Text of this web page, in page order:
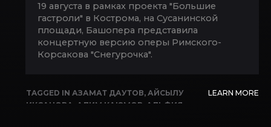
ЗВЕГИНЦЕВА, РУСТАМ ИСХАКОВ ,САДКО,
СЕРГЕЙ СИДОРОВ,СОФЬЯ САИТОВА,
ФЕЛИКС КОРОБОВ,ЮЛИЯ БУТЛЕВИЧ
19 августа в рамках проекта "Большие
гастроли" в Кострома, на Сусанинской
площади, Башопера представила
концертную версию оперы Римского-
Корсакова "Снегурочка".
TAGGED IN АЗАМАТ ДАУТОВ, АЙСЫЛУ
ИКСАНОВА
АЛИМ КАЮМОВ
АЛЬФИЯ
LEARN MORE